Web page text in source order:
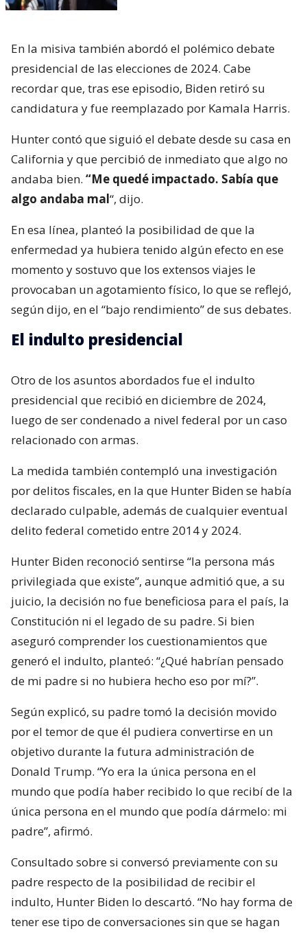
En la misiva también abordó el polémico debate
presidencial de las elecciones de 2024. Cabe
recordar que, tras ese episodio, Biden retiró su
candidatura y fue reemplazado por Kamala Harris.
Hunter contó que siguió el debate desde su casa en
California y que percibió de inmediato que algo no
andaba bien. “Me quedé impactado. Sabía que
algo andaba mal“, dijo.
En esa línea, planteó la posibilidad de que la
enfermedad ya hubiera tenido algún efecto en ese
momento y sostuvo que los extensos viajes le
provocaban un agotamiento físico, lo que se reflejó,
según dijo, en el “bajo rendimiento” de sus debates.
El indulto presidencial
Otro de los asuntos abordados fue el indulto
presidencial que recibió en diciembre de 2024,
luego de ser condenado a nivel federal por un caso
relacionado con armas.
La medida también contempló una investigación
por delitos fiscales, en la que Hunter Biden se había
declarado culpable, además de cualquier eventual
delito federal cometido entre 2014 y 2024.
Hunter Biden reconoció sentirse “la persona más
privilegiada que existe”, aunque admitió que, a su
juicio, la decisión no fue beneficiosa para el país, la
Constitución ni el legado de su padre. Si bien
aseguró comprender los cuestionamientos que
generó el indulto, planteó: “¿Qué habrían pensado
de mi padre si no hubiera hecho eso por mí?”.
Según explicó, su padre tomó la decisión movido
por el temor de que él pudiera convertirse en un
objetivo durante la futura administración de
Donald Trump. “Yo era la única persona en el
mundo que podía haber recibido lo que recibí de la
única persona en el mundo que podía dármelo: mi
padre”, afirmó.
Consultado sobre si conversó previamente con su
padre respecto de la posibilidad de recibir el
indulto, Hunter Biden lo descartó. “No hay forma de
tener ese tipo de conversaciones sin que se hagan